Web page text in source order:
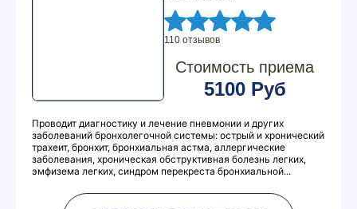
110 отзывов
Стоимость приема
5100 Руб
Проводит диагностику и лечение пневмонии и других
заболеваний бронхолегочной системы: острый и хронический
трахеит, бронхит, бронхиальная астма, аллергические
заболевания, хроническая обструктивная болезнь легких,
эмфизема легких, синдром перекреста бронхиальной...